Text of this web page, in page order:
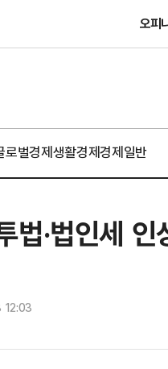
오피
로벌경제생활경제경제일반
법·법인세
12:03